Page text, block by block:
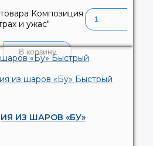
Композиция
и ужас"
В корзину
Быстрый
Быстрый
ИЗ ШАРОВ «БУ»